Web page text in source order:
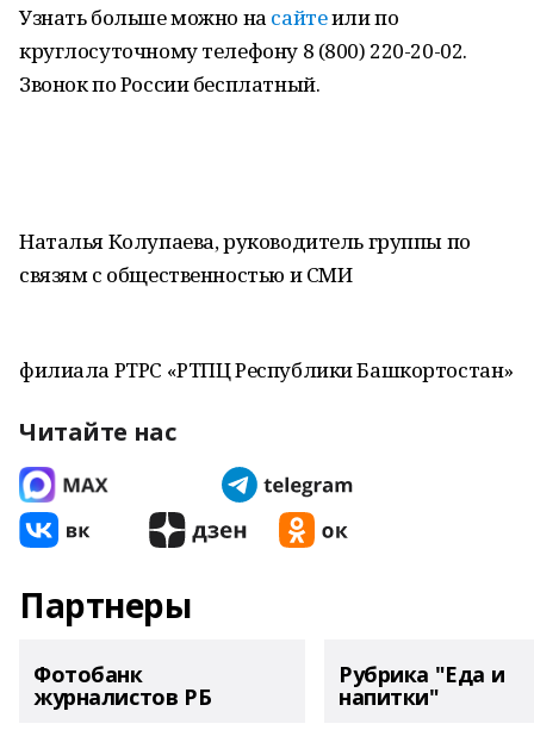
Узнать больше можно на сайтеили по
круглосуточному телефону 8 (800) 220-20-02.
Звонок по России бесплатный.
Наталья Колупаева, руководитель группы по
связям с общественностью и СМИ
филиала РТРС «РТПЦ Республики Башкортостан»
Читайте нас
Партнеры
Фотобанк
журналистов РБ
Рубрика "Еда и
напитки"